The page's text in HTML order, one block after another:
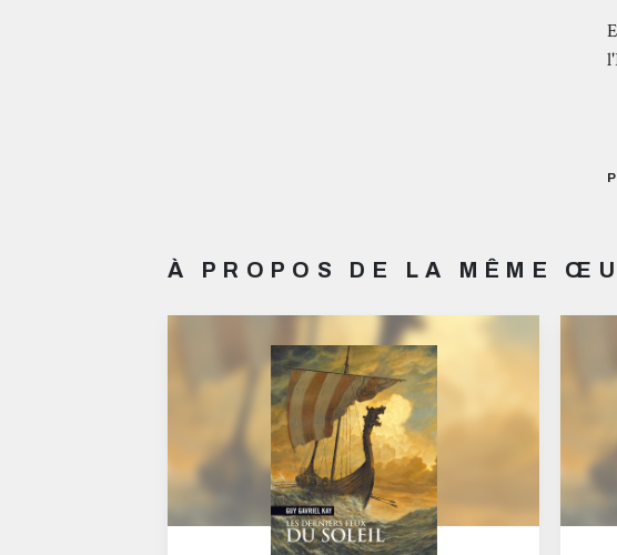
À PROPOS DE LA MÊME